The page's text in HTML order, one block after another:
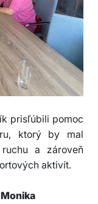
prisľúbili pomoc
ktorý by mal
a zároveň
aktivít.